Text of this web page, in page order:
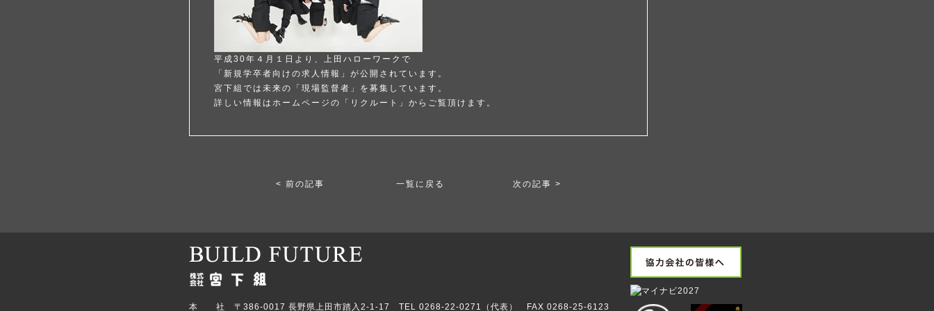
平成30年４月１日より、上田ハローワークで
「新規学卒者向けの求人情報」が公開されています。
宮下組では未来の「現場監督者」を募集しています。
詳しい情報はホームページの「リクルート」からご覧頂けます。
< 前の記事 一覧に戻る 次の記事 >
本 社 〒386-0017 長野県上田市踏入2-1-17 TEL 0268-22-0271（代表） FAX 0268-25-6123